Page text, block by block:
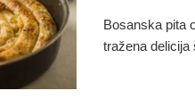
Bosanska pita
tražena